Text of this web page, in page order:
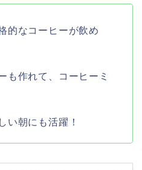
的なコーヒーが飲め
も作れて、コーヒーミ
い朝にも活躍！